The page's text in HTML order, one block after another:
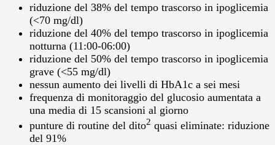
riduzione del 38% del tempo trascorso in ipoglicemia
(<70 mg/dl)
riduzione del 40% del tempo trascorso in ipoglicemia
notturna (11:00-06:00)
riduzione del 50% del tempo trascorso in ipoglicemia
grave (<55 mg/dl)
nessun aumento dei livelli di HbA1c a sei mesi
frequenza di monitoraggio del glucosio aumentata a
una media di 15 scansioni al giorno
punture di routine del dito2 quasi eliminate: riduzione
del 91%